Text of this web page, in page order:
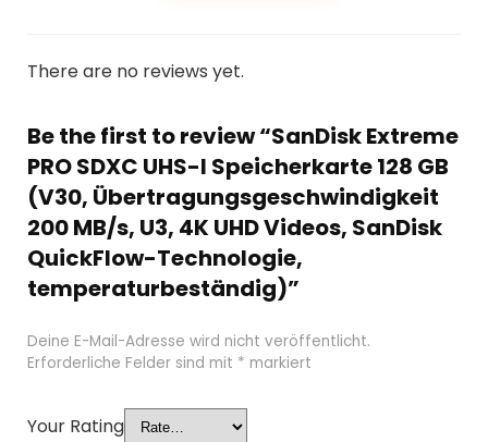
There are no reviews yet.
Be the first to review “SanDisk Extreme
PRO SDXC UHS-I Speicherkarte 128 GB
(V30, Übertragungsgeschwindigkeit
200 MB/s, U3, 4K UHD Videos, SanDisk
QuickFlow-Technologie,
temperaturbeständig)”
Deine E-Mail-Adresse wird nicht veröffentlicht.
Erforderliche Felder sind mit * markiert
Your Rating